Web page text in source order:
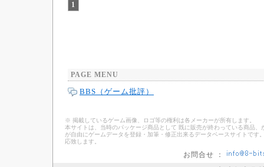
1
PAGE MENU
BBS（ゲーム批評）
※ 掲載しているゲーム画像、ロゴ等の権利は各メーカーが所有します。
本サイトは、当時のパッケージ商品として 既に販売が終わっている商品
が自由にゲームデータを登録・加筆・修正出来るデータベースサイトで
応致します。
お問合せ ：